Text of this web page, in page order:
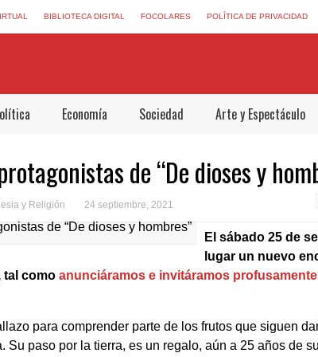
BIBLIOTECA DIGITAL FOCOLARES POLÍTICA DE PRIVACIDAD
Economía Sociedad Arte y Espectáculo
de “De dioses y
y Religión 24 septiembre, 2021
El sábado 25 de
lugar un nuevo
tal como anunciáramos e invitáramos
para comprender parte de los frutos que siguen
Su paso por la tierra, es un regalo, aún a 25 años de